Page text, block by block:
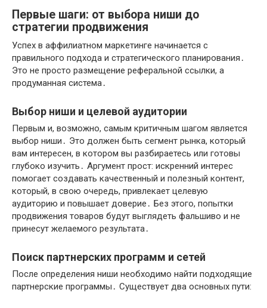
Первые шаги: от выбора ниши до
стратегии продвижения
Успех в аффилиатном маркетинге начинается с
правильного подхода и стратегического планирования․
Это не просто размещение реферальной ссылки, а
продуманная система․
Выбор ниши и целевой аудитории
Первым и, возможно, самым критичным шагом является
выбор ниши․ Это должен быть сегмент рынка, который
вам интересен, в котором вы разбираетесь или готовы
глубоко изучить․ Аргумент прост: искренний интерес
помогает создавать качественный и полезный контент,
который, в свою очередь, привлекает целевую
аудиторию и повышает доверие․ Без этого, попытки
продвижения товаров будут выглядеть фальшиво и не
принесут желаемого результата․
Поиск партнерских программ и сетей
После определения ниши необходимо найти подходящие
партнерские программы․ Существует два основных пути: